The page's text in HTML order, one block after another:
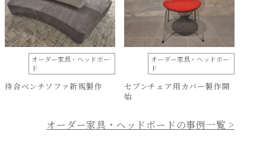
オーダー家具・ヘッドボー
ド
待合ベンチソファ新規製作
オーダー家具・ヘッドボー
ド
セブンチェア用カバー製作開
始
オーダー家具・ヘッドボードの事例一覧 >